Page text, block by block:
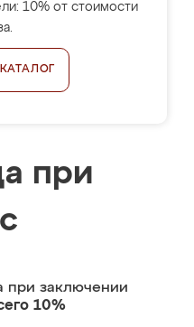
10% от стоимости
при
при заключении
10%